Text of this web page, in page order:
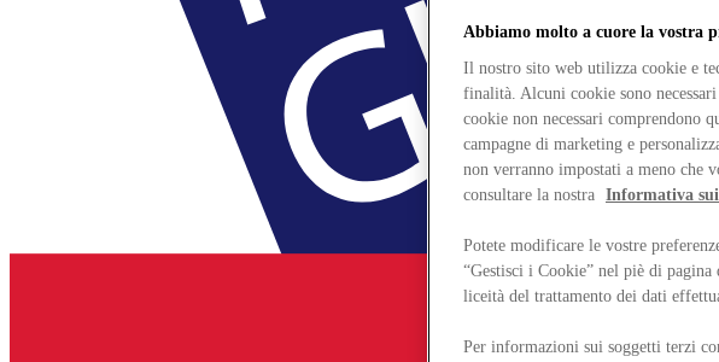
Abbiamo molto a cuore la vostra
Il nostro sito web utilizza cookie e
finalità. Alcuni cookie sono
cookie non necessari comprendono
campagne di marketing e
non verranno impostati a meno
consultare la nostra Informativa
Potete modificare le vostre
“Gestisci i Cookie” nel piè di
liceità del trattamento dei dati
Per informazioni sui soggetti terzi